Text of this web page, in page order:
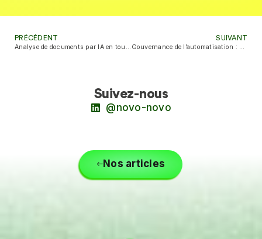
PRÉCÉDENT
Analyse de documents par IA en toute sécurité
SUIVANT
Gouvernance de l’automatisation : Qui décide, qui pilote, qui exécute ?
Suivez-nous
@novo-novo
Nos articles